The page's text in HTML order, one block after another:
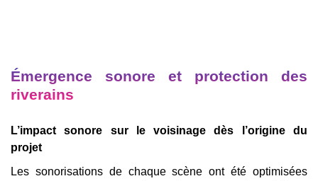
Émergence sonore et protection des
riverains
L’impact sonore sur le voisinage dès l’origine du
projet
Les sonorisations de chaque scène ont été optimisées